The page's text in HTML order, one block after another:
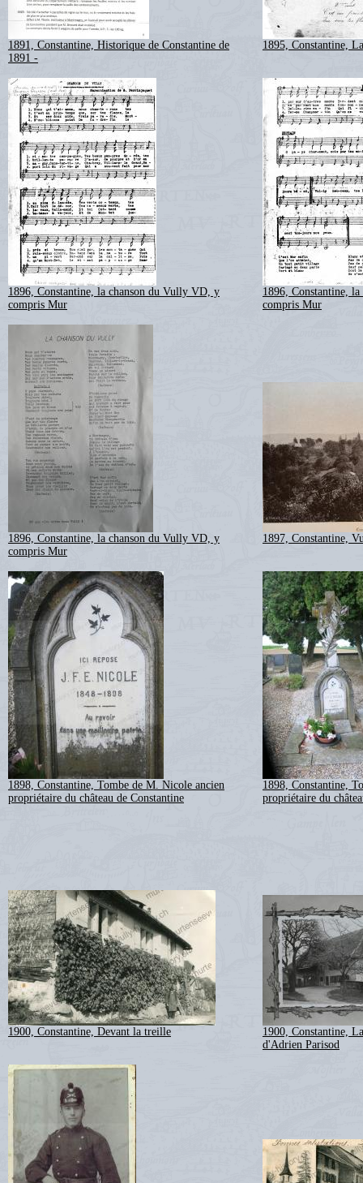
1891, Constantine, Historique de Constantine de
1891 -
1895, Constantine,
1896, Constantine, la chanson du Vully VD, y
compris Mur
1896, Constantine,
compris Mur
1896, Constantine, la chanson du Vully VD, y
compris Mur
1897, Constantine,
1898, Constantine, Tombe de M. Nicole ancien
propriétaire du château de Constantine
1898, Constantine,
propriétaire du
1900, Constantine, Devant la treille
1900, Constantine,
d'Adrien Parisod